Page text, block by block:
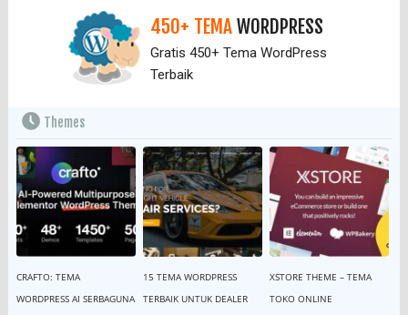
450+ TEMAWORDPRESS
Gratis 450+ Tema WordPress
Terbaik
Themes
CRAFTO: TEMA
WORDPRESS AI SERBAGUNA
15 TEMA WORDPRESS
TERBAIK UNTUK DEALER
XSTORE THEME – TEMA
TOKO ONLINE